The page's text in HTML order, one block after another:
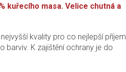
kuřecího masa. Velice chutná a
kvality pro co nejlepší příjem
barviv. K zajištění ochrany je do